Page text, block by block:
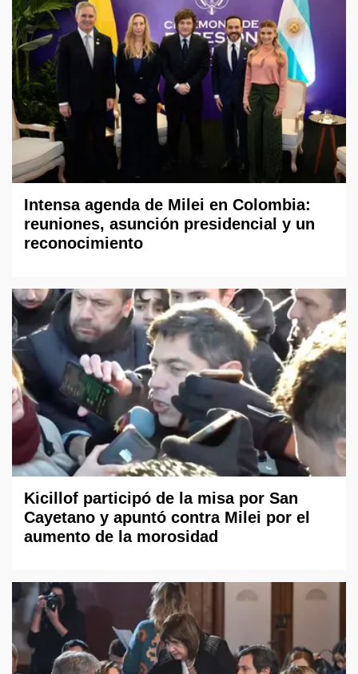
Intensa agenda de Milei en Colombia:
reuniones, asunción presidencial y un
reconocimiento
Kicillof participó de la misa por San
Cayetano y apuntó contra Milei por el
aumento de la morosidad